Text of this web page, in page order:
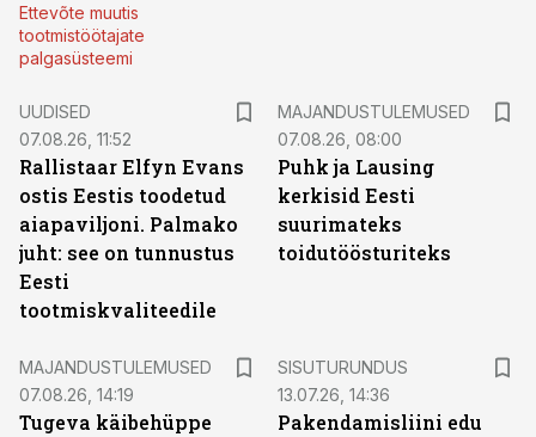
Ettevõte muutis
tootmistöötajate
palgasüsteemi
UUDISED
07.08.26, 11:52
Rallistaar Elfyn Evans
ostis Eestis toodetud
aiapaviljoni. Palmako
juht: see on tunnustus
Eesti
tootmiskvaliteedile
MAJANDUSTULEMUSED
07.08.26, 08:00
Puhk ja Lausing
kerkisid Eesti
suurimateks
toidutöösturiteks
MAJANDUSTULEMUSED
07.08.26, 14:19
Tugeva käibehüppe
SISUTURUNDUS
13.07.26, 14:36
Pakendamisliini edu